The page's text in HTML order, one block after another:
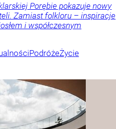
Porębie pokazuje nowy
Zamiast folkloru – inspiracje
i współczesnym
PodróżeŻycie